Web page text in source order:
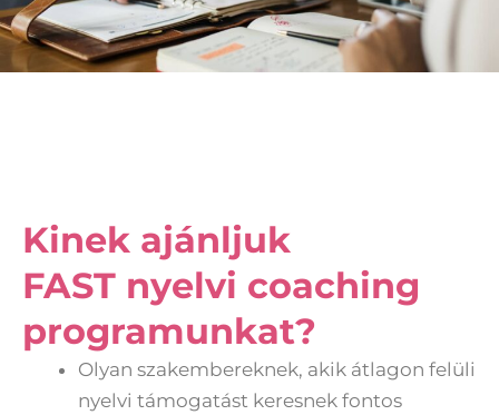
Kinek ajánljuk
FAST nyelvi coaching
programunkat?
Olyan szakembereknek, akik átlagon felüli
nyelvi támogatást keresnek fontos